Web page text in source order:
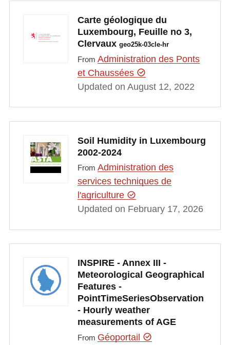
Carte géologique du
Luxembourg, Feuille no 3,
Clervaux geo25k-03cle-hr
From Administration des Ponts
et Chaussées
Updated on August 12, 2022
Soil Humidity in Luxembourg
2002-2024
From Administration des
services techniques de
l'agriculture
Updated on February 17, 2026
INSPIRE - Annex III -
Meteorological Geographical
Features -
PointTimeSeriesObservation
- Hourly weather
measurements of AGE
From Géoportail